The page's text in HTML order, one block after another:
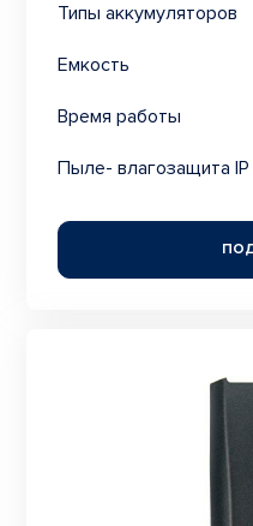
Типы аккумуляторов
Емкость
Время работы
Пыле- влагозащита IP